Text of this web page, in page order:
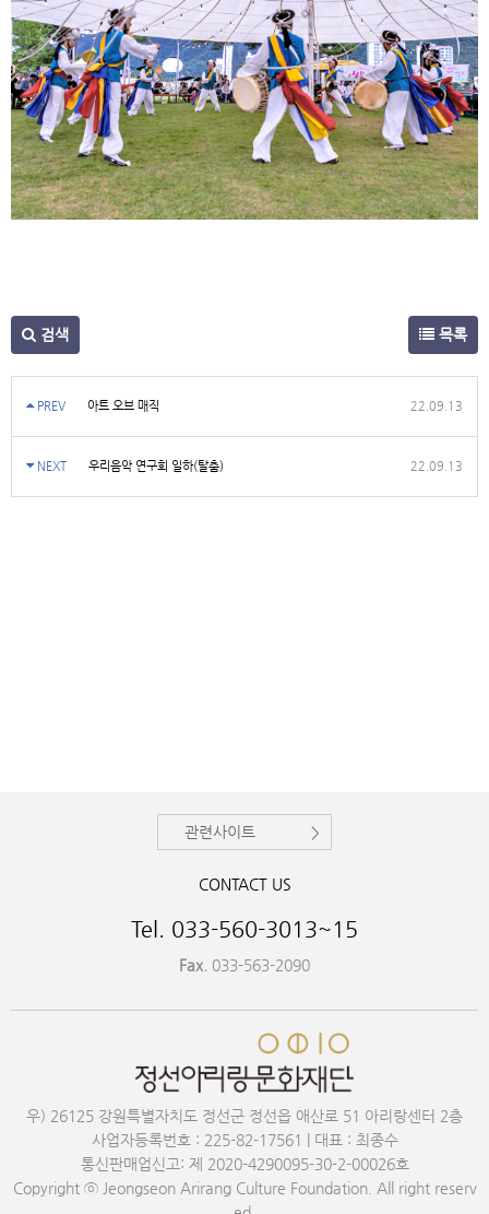
검색 목록
PREV 아트 오브 매직 22.09.13
NEXT 우리음악 연구회 일하(탈춤) 22.09.13
관련사이트
CONTACT US
Tel. 033-560-3013~15
Fax. 033-563-2090
우) 26125 강원특별자치도 정선군 정선읍 애산로 51 아리랑센터 2층
사업자등록번호 : 225-82-17561 | 대표 : 최종수
통신판매업신고: 제 2020-4290095-30-2-00026호
Copyright ⓒ Jeongseon Arirang Culture Foundation. All right reserv